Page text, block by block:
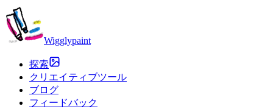
Wigglypaint
探索
クリエイティブツール
ブログ
フィードバック